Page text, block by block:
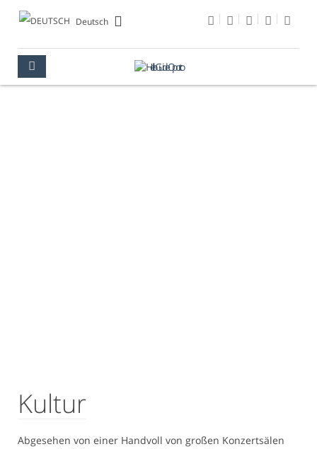
Deutsch
Kultur
Abgesehen von einer Handvoll von großen Konzertsälen